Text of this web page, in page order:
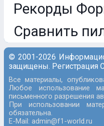
Рекорды
Сравнить
© 2001-2026
защищены.
Все материалы,
Любое использование
письменного разрешения
При использовании
обязательна.
E-Mail: admin@f1-world.ru